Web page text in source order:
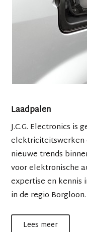
Laadpalen
J.C.G. Electronics is
elektriciteitswerken
nieuwe trends
voor elektronische
expertise en kennis
in de regio Borgloon.
Lees meer